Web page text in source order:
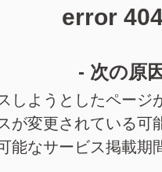
error
- 次の原
しようとしたペー
が変更されている可
能なサービス掲載